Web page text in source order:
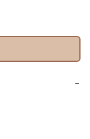
−